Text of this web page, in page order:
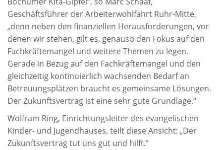
Geschäftsführer der Arbeiterwohlfahrt Ruhr-Mitte,
„denn neben den finanziellen Herausforderungen, vor
denen wir stehen, gilt es, genauso den Fokus auf den
Fachkräftemangel und weitere Themen zu legen.
Gerade in Bezug auf den Fachkräftemangel und den
gleichzeitig kontinuierlich wachsenden Bedarf an
Betreuungsplätzen braucht es gemeinsame Lösungen.
Der Zukunftsvertrag ist eine sehr gute Grundlage.“
Wolfram Ring, Einrichtungsleiter des evangelischen
Kinder- und Jugendhauses, teilt diese Ansicht: „Der
Zukunftsvertrag tut uns gut und hilft.“